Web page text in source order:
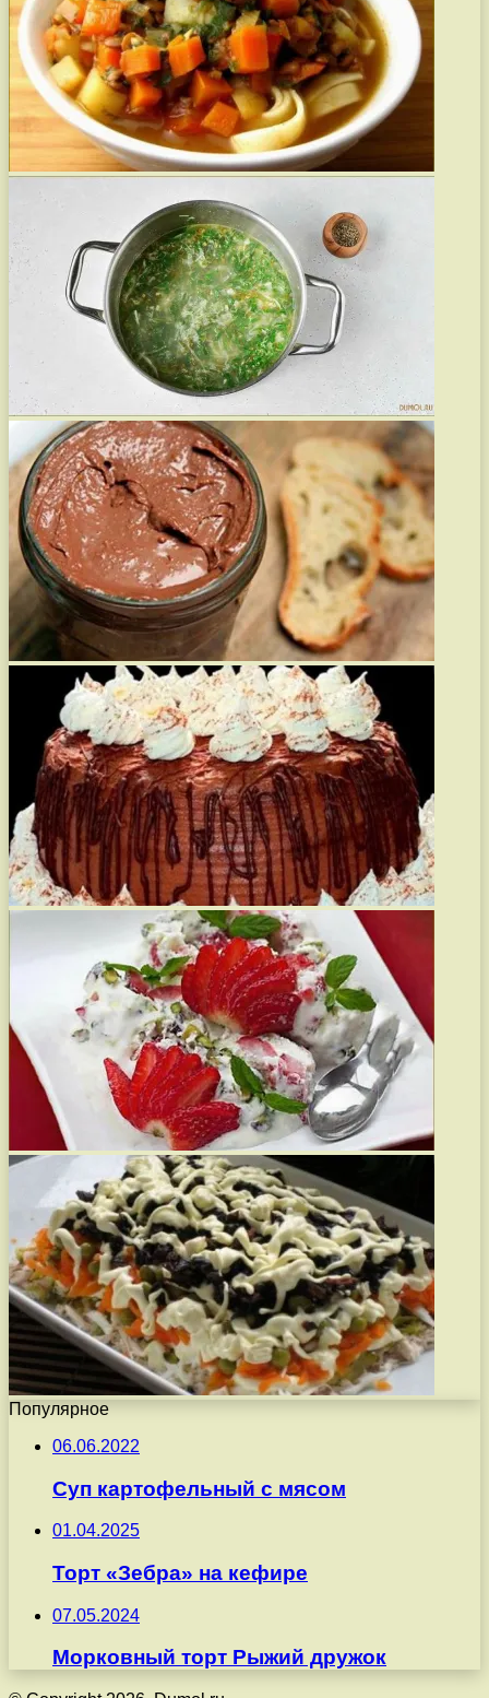
Популярное
06.06.2022
Суп картофельный с мясом
01.04.2025
Торт «Зебра» на кефире
07.05.2024
Морковный торт Рыжий дружок